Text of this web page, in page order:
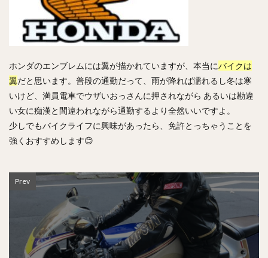
ホンダのエンブレムには翼が描かれていますが、本当にバイクは
翼だと思います。普段の通勤だって、雨が降れば濡れるし冬は寒
いけど、満員電車でウザいおっさんに押されながら あるいは勘違
い女に痴漢と間違われながら通勤するより全然いいですよ。
少しでもバイクライフに興味があったら、免許とっちゃうことを
強くおすすめします😊
Prev